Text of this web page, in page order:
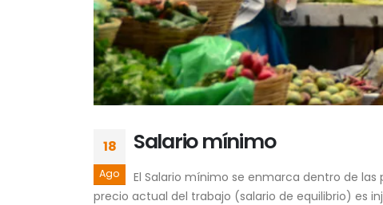
18
Ago
Salario mínimo
El Salario mínimo se enmarca dentro de
precio actual del trabajo (salario de equilibrio) es